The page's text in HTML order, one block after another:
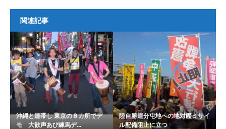
関連記事
沖縄と連帯し 東京の８カ所でデ
モ 大歓声あび練馬デ...
陸自勝連分屯地への地対艦ミサイ
ル配備阻止に立つ